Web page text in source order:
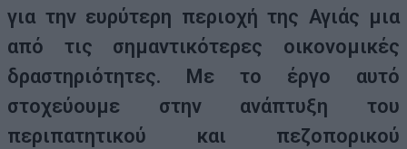
για την ευρύτερη περιοχή της Αγιάς μια
από τις σημαντικότερες οικονομικές
δραστηριότητες. Με το έργο αυτό
στοχεύουμε στην ανάπτυξη του
περιπατητικού και πεζοπορικού